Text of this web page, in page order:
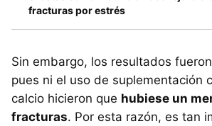
fracturas por estrés
Sin embargo, los resultados
pues ni el uso de suplementación
calcio hicieron que hubiese un
fracturas. Por esta razón, es tan